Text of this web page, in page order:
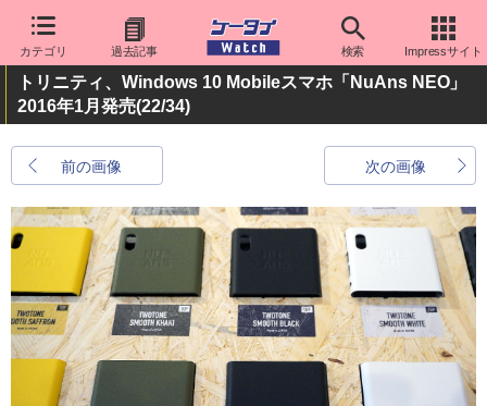
カテゴリ 過去記事 検索 Impressサイト
トリニティ、Windows 10 Mobileスマホ「NuAns NEO」
2016年1月発売(22/34)
前の画像 次の画像